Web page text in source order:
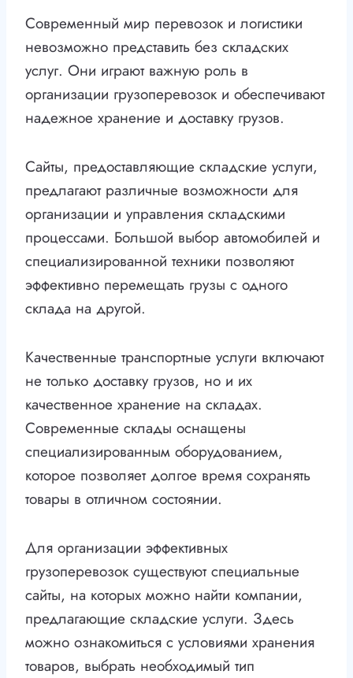
Современный мир перевозок и логистики
невозможно представить без складских
услуг. Они играют важную роль в
организации грузоперевозок и обеспечивают
надежное хранение и доставку грузов.
Сайты, предоставляющие складские услуги,
предлагают различные возможности для
организации и управления складскими
процессами. Большой выбор автомобилей и
специализированной техники позволяют
эффективно перемещать грузы с одного
склада на другой.
Качественные транспортные услуги включают
не только доставку грузов, но и их
качественное хранение на складах.
Современные склады оснащены
специализированным оборудованием,
которое позволяет долгое время сохранять
товары в отличном состоянии.
Для организации эффективных
грузоперевозок существуют специальные
сайты, на которых можно найти компании,
предлагающие складские услуги. Здесь
можно ознакомиться с условиями хранения
товаров, выбрать необходимый тип